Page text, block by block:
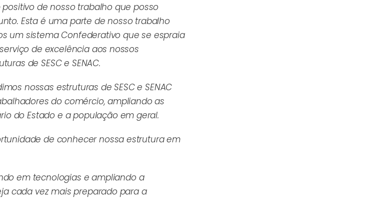
de nosso trabalho que posso
Esta é uma parte de nosso trabalho
um sistema Confederativo que se espraia
de excelência aos nossos
de SESC e SENAC.
nossas estruturas de SESC e SENAC
do comércio, ampliando as
do Estado e a população em geral.
de conhecer nossa estrutura em
em tecnologias e ampliando a
cada vez mais preparado para a